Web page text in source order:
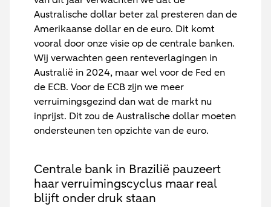
Australische dollar beter zal presteren dan de
Amerikaanse dollar en de euro. Dit komt
vooral door onze visie op de centrale banken.
Wij verwachten geen renteverlagingen in
Australië in 2024, maar wel voor de Fed en
de ECB. Voor de ECB zijn we meer
verruimingsgezind dan wat de markt nu
inprijst. Dit zou de Australische dollar moeten
ondersteunen ten opzichte van de euro.
Centrale bank in Brazilië pauzeert
haar verruimingscyclus maar real
blijft onder druk staan